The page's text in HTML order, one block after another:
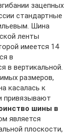
зацепных
стандартные
Шина
ленты
имеется 14
в
в вертикальной.
размеров,
касалась к
привязывают
шины в
является
плоскости,